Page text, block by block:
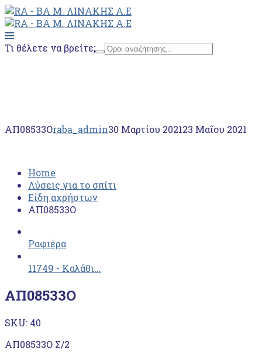
Τι θέλετε να βρείτε;
ΑΠ08533Οraba_admin30 Μαρτίου 202123 Μαΐου 2021
Home
Λύσεις για το σπίτι
Είδη αχρήστων
ΑΠ08533Ο
Ραφιέρα
11749 - Καλάθι...
ΑΠ08533Ο
SKU: 40
ΑΠ08533Ο Σ/2